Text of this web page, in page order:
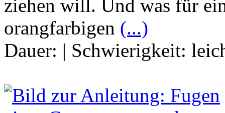
ziehen will. Und was für
orangfarbigen (...)
Dauer: | Schwierigkeit: